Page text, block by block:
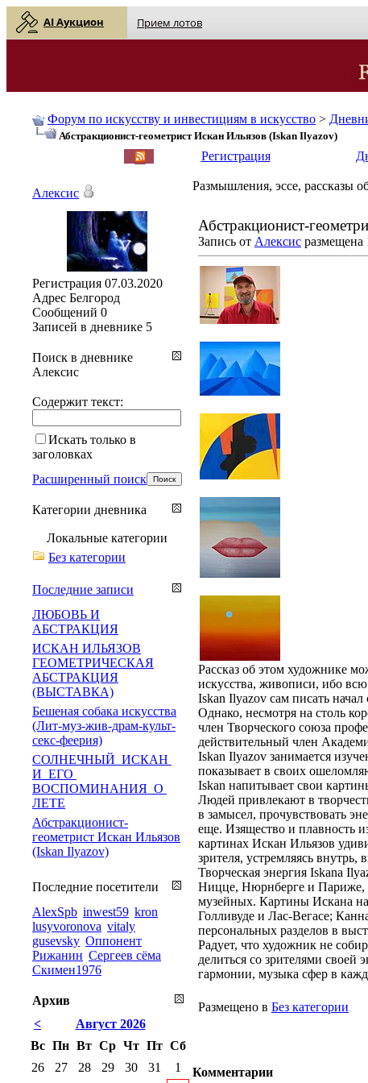
AI Аукцион Прием лотов
Форум по искусству и инвестициям в искусство >
Абстракционист-геометрист Искан Ильязов (Iskan Ilyazov)
Регистрация
Размышления, эссе, рассказы
Абстракционист-
Запись от Алексис размещена
Рассказ об этом художнике
искусства, живописи, ибо
Iskan Ilyazov сам писать начал
Однако, несмотря на столь
член Творческого союза
действительный член
Iskan Ilyazov занимается
показывает в своих
Iskan напитывает свои
Людей привлекают в
в замысел, прочувствовать
еще. Изящество и плавность
картинах Искан Ильязов
зрителя, устремляясь
Творческая энергия Iskanа
Ницце, Нюрнберге и Париже,
музейных. Картины Искана
Голливуде и Лас-Вегасе;
персональных разделов в
Радует, что художник не
делиться со зрителями
гармонии, музыка сфер в
Размещено в Без категории
Комментарии
Алексис
Регистрация 07.03.2020
Адрес Белгород
Сообщений 0
Записей в дневнике 5
Поиск в дневнике
Алексис
Содержит текст:
Искать только в
заголовках
Расширенный поиск
Категории дневника
Локальные категории
Без категории
Последние записи
ЛЮБОВЬ И
АБСТРАКЦИЯ
ИСКАН ИЛЬЯЗОВ
ГЕОМЕТРИЧЕСКАЯ
АБСТРАКЦИЯ
(ВЫСТАВКА)
Бешеная собака искусства
(Лит-муз-жив-драм-культ-
секс-феерия)
СОЛНЕЧНЫЙ ИСКАН
И ЕГО
ВОСПОМИНАНИЯ О
ЛЕТЕ
Абстракционист-
геометрист Искан Ильязов
(Iskan Ilyazov)
Последние посетители
AlexSpb inwest59 kron
lusyvoronova vitaly
gusevsky Оппонент
Рижанин Сергеев сёма
Скимен1976
Архив
<
Август 2026
Вс Пн Вт Ср Чт Пт Сб
26
27 28 29 30 31
1